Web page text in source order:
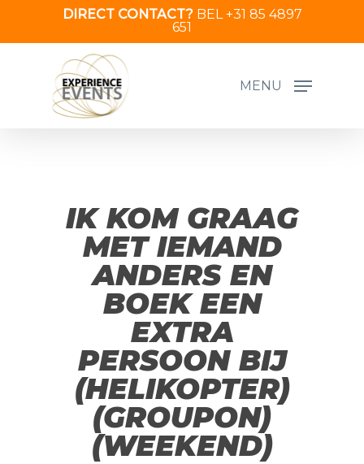
content
DIRECT CONTACT?BEL +31 85 4897
651
MENU
IK KOM GRAAG
MET IEMAND
ANDERS EN
BOEK EEN
EXTRA
PERSOON BIJ
(HELIKOPTER)
(GROUPON)
(WEEKEND)